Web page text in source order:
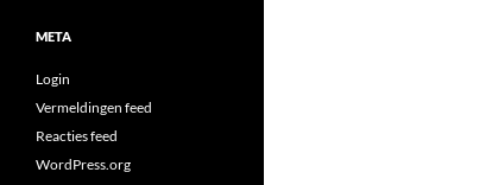
META
Login
Vermeldingen feed
Reacties feed
WordPress.org